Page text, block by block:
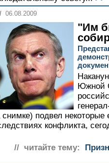
06.08.2009
"Им
Южной
снимке) подвел некоторые
конфликта,
// читайте тему: